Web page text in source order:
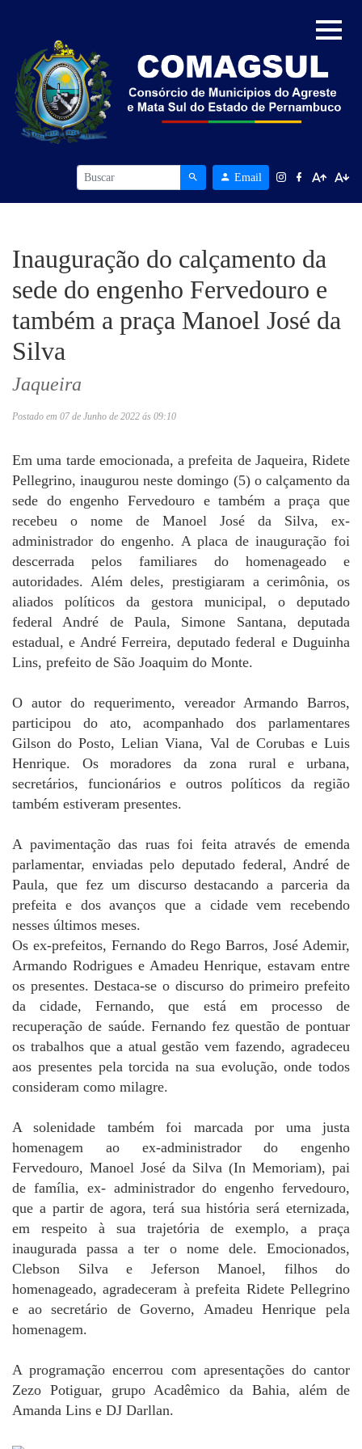
Email
Inauguração do calçamento da
sede do engenho Fervedouro e
também a praça Manoel José da
Silva
Jaqueira
Postado em 07 de Junho de 2022 ás 09:10
Em uma tarde emocionada, a prefeita de Jaqueira, Ridete
Pellegrino, inaugurou neste domingo (5) o calçamento da
sede do engenho Fervedouro e também a praça que
recebeu o nome de Manoel José da Silva, ex-
administrador do engenho. A placa de inauguração foi
descerrada pelos familiares do homenageado e
autoridades. Além deles, prestigiaram a cerimônia, os
aliados políticos da gestora municipal, o deputado
federal André de Paula, Simone Santana, deputada
estadual, e André Ferreira, deputado federal e Duguinha
Lins, prefeito de São Joaquim do Monte.
O autor do requerimento, vereador Armando Barros,
participou do ato, acompanhado dos parlamentares
Gilson do Posto, Lelian Viana, Val de Corubas e Luis
Henrique. Os moradores da zona rural e urbana,
secretários, funcionários e outros políticos da região
também estiveram presentes.
A pavimentação das ruas foi feita através de emenda
parlamentar, enviadas pelo deputado federal, André de
Paula, que fez um discurso destacando a parceria da
prefeita e dos avanços que a cidade vem recebendo
nesses últimos meses.
Os ex-prefeitos, Fernando do Rego Barros, José Ademir,
Armando Rodrigues e Amadeu Henrique, estavam entre
os presentes. Destaca-se o discurso do primeiro prefeito
da cidade, Fernando, que está em processo de
recuperação de saúde. Fernando fez questão de pontuar
os trabalhos que a atual gestão vem fazendo, agradeceu
aos presentes pela torcida na sua evolução, onde todos
consideram como milagre.
A solenidade também foi marcada por uma justa
homenagem ao ex-administrador do engenho
Fervedouro, Manoel José da Silva (In Memoriam), pai
de família, ex- administrador do engenho fervedouro,
que a partir de agora, terá sua história será eternizada,
em respeito à sua trajetória de exemplo, a praça
inaugurada passa a ter o nome dele. Emocionados,
Clebson Silva e Jeferson Manoel, filhos do
homenageado, agradeceram à prefeita Ridete Pellegrino
e ao secretário de Governo, Amadeu Henrique pela
homenagem.
A programação encerrou com apresentações do cantor
Zezo Potiguar, grupo Acadêmico da Bahia, além de
Amanda Lins e DJ Darllan.